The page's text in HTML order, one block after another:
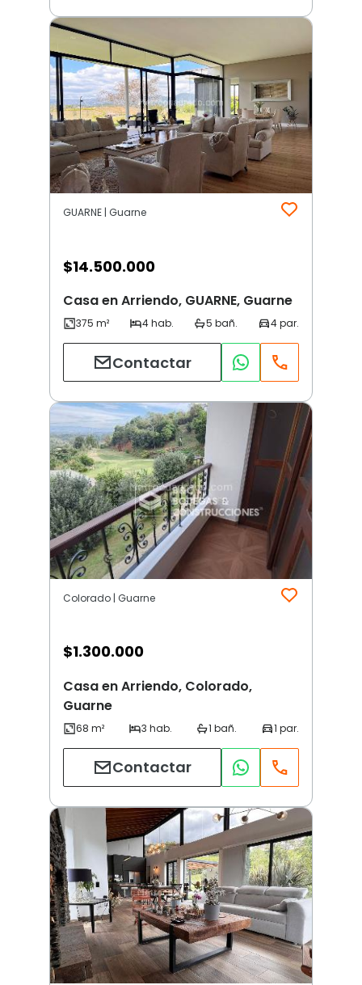
GUARNE | Guarne
$14.500.000
Casa en Arriendo, GUARNE, Guarne
Contactar
Colorado | Guarne
$1.300.000
Casa en Arriendo, Colorado,
Guarne
Contactar